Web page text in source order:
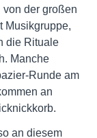
der großen
Musikgruppe,
die Rituale
Manche
Runde am
an
an diesem